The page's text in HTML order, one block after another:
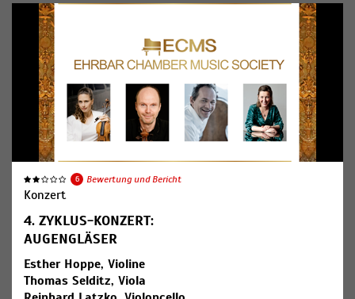
6 Bewertung und Bericht
Konzert
4. ZYKLUS-KONZERT:
AUGENGLÄSER
Esther Hoppe, Violine
Thomas Selditz, Viola